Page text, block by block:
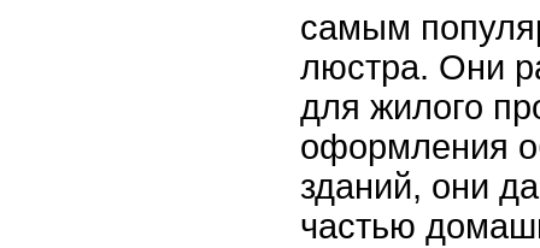
самым
люстра. Они
для жилого
оформления
зданий, они
частью